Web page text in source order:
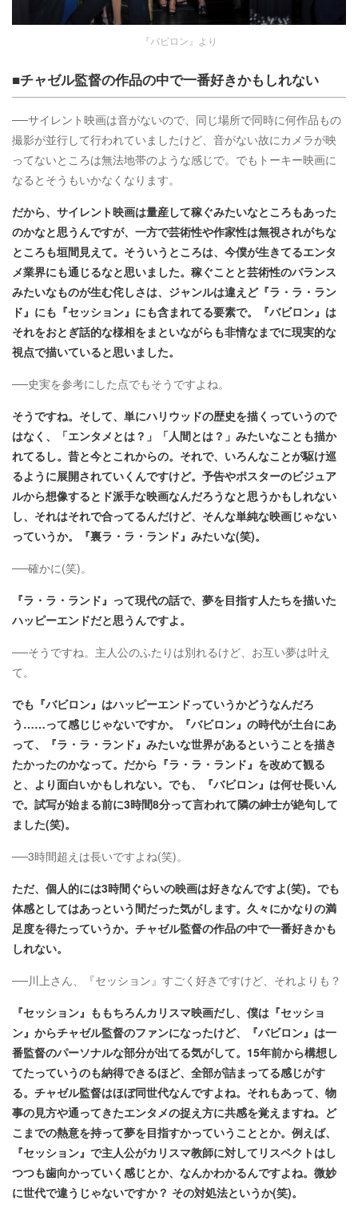
『バビロン』より
■チャゼル監督の作品の中で一番好きかもしれない
──サイレント映画は音がないので、同じ場所で同時に何作品もの
撮影が並行して行われていましたけど、音がない故にカメラが映
ってないところは無法地帯のような感じで。でもトーキー映画に
なるとそうもいかなくなります。
だから、サイレント映画は量産して稼ぐみたいなところもあった
のかなと思うんですが、一方で芸術性や作家性は無視されがちな
ところも垣間見えて。そういうところは、今僕が生きてるエンタ
メ業界にも通じるなと思いました。稼ぐことと芸術性のバランス
みたいなものが生む侘しさは、ジャンルは違えど『ラ・ラ・ラン
ド』にも『セッション』にも含まれてる要素で。『バビロン』は
それをおとぎ話的な様相をまといながらも非情なまでに現実的な
視点で描いていると思いました。
──史実を参考にした点でもそうですよね。
そうですね。そして、単にハリウッドの歴史を描くっていうので
はなく、「エンタメとは？」「人間とは？」みたいなことも描か
れてるし。昔と今とこれからの。それで、いろんなことが駆け巡
るように展開されていくんですけど。予告やポスターのビジュア
ルから想像するとド派手な映画なんだろうなと思うかもしれない
し、それはそれで合ってるんだけど、そんな単純な映画じゃない
っていうか。『裏ラ・ラ・ランド』みたいな(笑)。
──確かに(笑)。
『ラ・ラ・ランド』って現代の話で、夢を目指す人たちを描いた
ハッピーエンドだと思うんですよ。
──そうですね。主人公のふたりは別れるけど、お互い夢は叶え
て。
でも『バビロン』はハッピーエンドっていうかどうなんだろ
う……って感じじゃないですか。『バビロン』の時代が土台にあ
って、『ラ・ラ・ランド』みたいな世界があるということを描き
たかったのかなって。だから『ラ・ラ・ランド』を改めて観る
と、より面白いかもしれない。でも、『バビロン』は何せ長いん
で。試写が始まる前に3時間8分って言われて隣の紳士が絶句して
ました(笑)。
──3時間超えは長いですよね(笑)。
ただ、個人的には3時間ぐらいの映画は好きなんですよ(笑)。でも
体感としてはあっという間だった気がします。久々にかなりの満
足度を得たっていうか。チャゼル監督の作品の中で一番好きかも
しれない。
──川上さん、『セッション』すごく好きですけど、それよりも？
『セッション』ももちろんカリスマ映画だし、僕は『セッショ
ン』からチャゼル監督のファンになったけど、『バビロン』は一
番監督のパーソナルな部分が出てる気がして。15年前から構想し
てたっていうのも納得できるほど、全部が詰まってる感じがす
る。チャゼル監督はほぼ同世代なんですよね。それもあって、物
事の見方や通ってきたエンタメの捉え方に共感を覚えますね。ど
こまでの熱意を持って夢を目指すかっていうこととか。例えば、
『セッション』で主人公がカリスマ教師に対してリスペクトはし
つつも歯向かっていく感じとか、なんかわかるんですよね。微妙
に世代で違うじゃないですか？ その対処法というか(笑)。